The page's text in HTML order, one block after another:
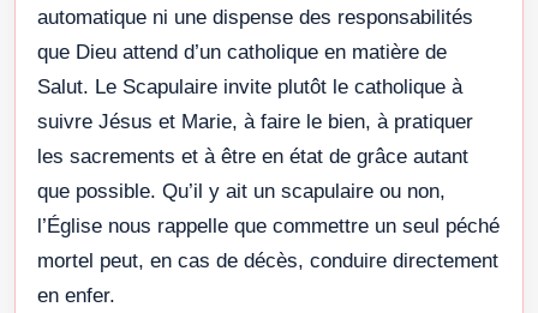
automatique ni une dispense des responsabilités
que Dieu attend d’un catholique en matière de
Salut. Le Scapulaire invite plutôt le catholique à
suivre Jésus et Marie, à faire le bien, à pratiquer
les sacrements et à être en état de grâce autant
que possible. Qu’il y ait un scapulaire ou non,
l’Église nous rappelle que commettre un seul péché
mortel peut, en cas de décès, conduire directement
en enfer.